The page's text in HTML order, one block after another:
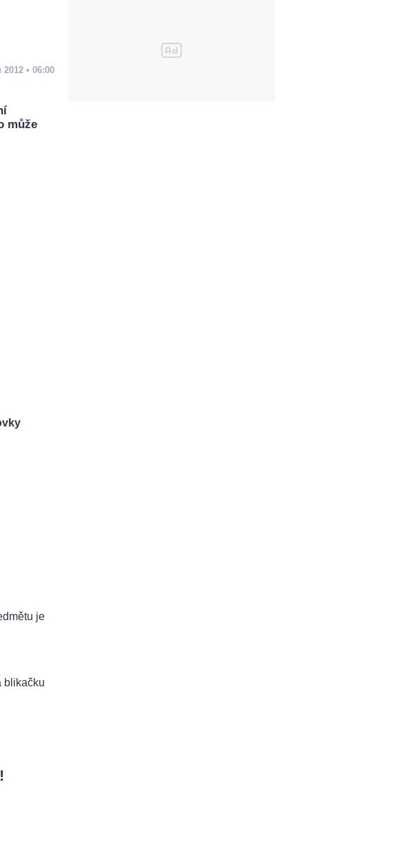
• 06:00
může
je
blikačku